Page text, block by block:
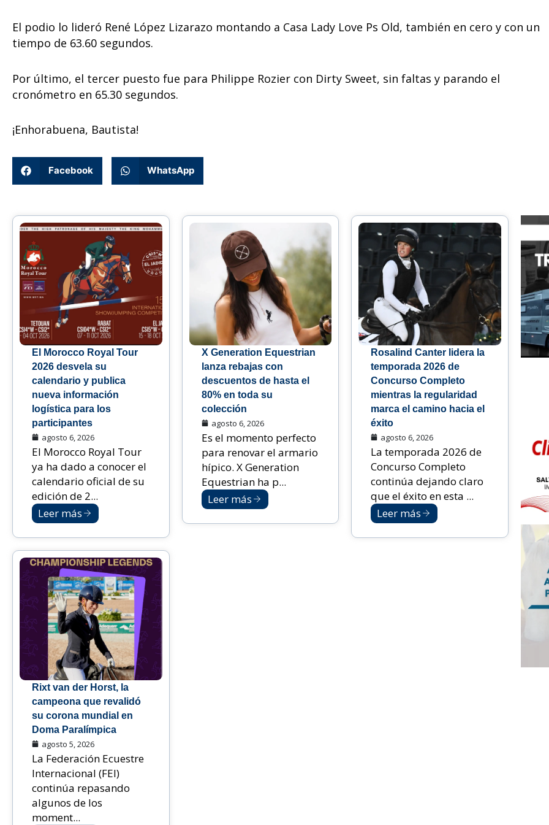
El podio lo lideró René López Lizarazo montando a Casa Lady Love Ps Old, también en cero y con un
tiempo de 63.60 segundos.
Por último, el tercer puesto fue para Philippe Rozier con Dirty Sweet, sin faltas y parando el
cronómetro en 65.30 segundos.
¡Enhorabuena, Bautista!
Facebook WhatsApp
El Morocco Royal Tour
2026 desvela su
calendario y publica
nueva información
logística para los
participantes
agosto 6, 2026
El Morocco Royal Tour
ya ha dado a conocer el
calendario oficial de su
edición de 2...
Leer más
X Generation Equestrian
lanza rebajas con
descuentos de hasta el
80% en toda su
colección
agosto 6, 2026
Es el momento perfecto
para renovar el armario
hípico. X Generation
Equestrian ha p...
Leer más
Rosalind Canter lidera la
temporada 2026 de
Concurso Completo
mientras la regularidad
marca el camino hacia el
éxito
agosto 6, 2026
La temporada 2026 de
Concurso Completo
continúa dejando claro
que el éxito en esta ...
Leer más
Rixt van der Horst, la
campeona que revalidó
su corona mundial en
Doma Paralímpica
agosto 5, 2026
La Federación Ecuestre
Internacional (FEI)
continúa repasando
algunos de los
moment...